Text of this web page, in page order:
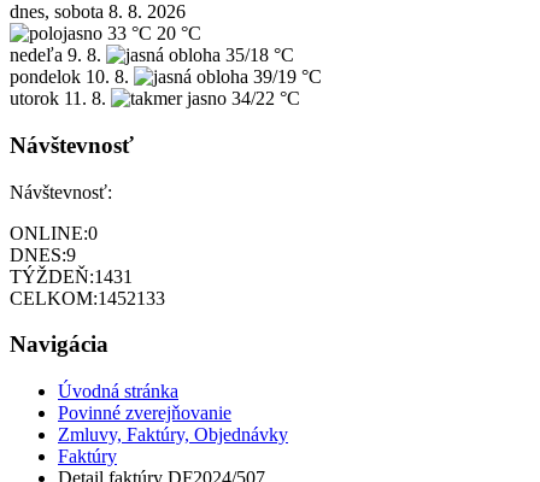
dnes, sobota 8. 8. 2026
33 °C 20 °C
nedeľa 9. 8.
35/18 °C
pondelok 10. 8.
39/19 °C
utorok 11. 8. 34/22 °C
Návštevnosť
Návštevnosť:
ONLINE:0
DNES:9
TÝŽDEŇ:1431
CELKOM:1452133
Navigácia
Úvodná stránka
Povinné zverejňovanie
Zmluvy, Faktúry, Objednávky
Faktúry
Detail faktúry DF2024/507